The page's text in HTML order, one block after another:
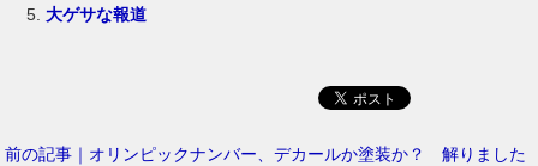
大ゲサな報道
前の記事｜オリンピックナンバー、デカールか塗装か？ 解りました